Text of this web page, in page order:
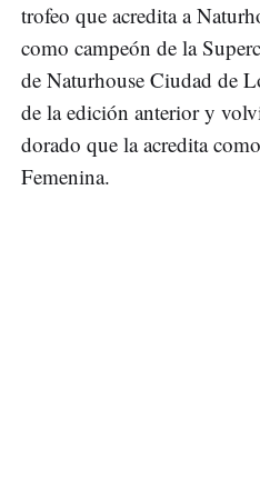
trofeo que acredita a
como campeón de la
de Naturhouse Ciudad de
de la edición anterior y
dorado que la acredita
Femenina.